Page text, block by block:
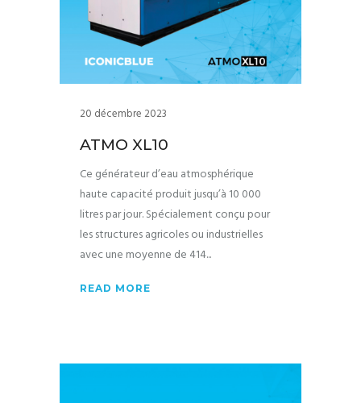
20 décembre 2023
ATMO XL10
Ce générateur d’eau atmosphérique
haute capacité produit jusqu’à 10 000
litres par jour. Spécialement conçu pour
les structures agricoles ou industrielles
avec une moyenne de 414
READ MORE